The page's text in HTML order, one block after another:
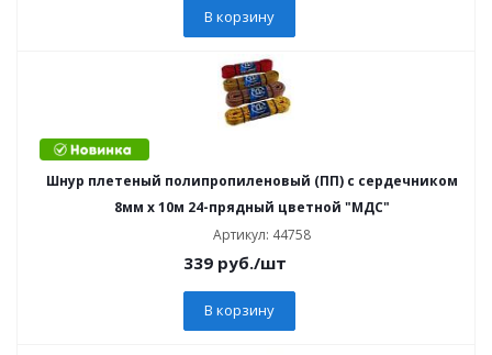
В корзину
Шнур плетеный полипропиленовый (ПП) с сердечником
8мм х 10м 24-прядный цветной "МДС"
Артикул: 44758
339 руб./шт
В корзину